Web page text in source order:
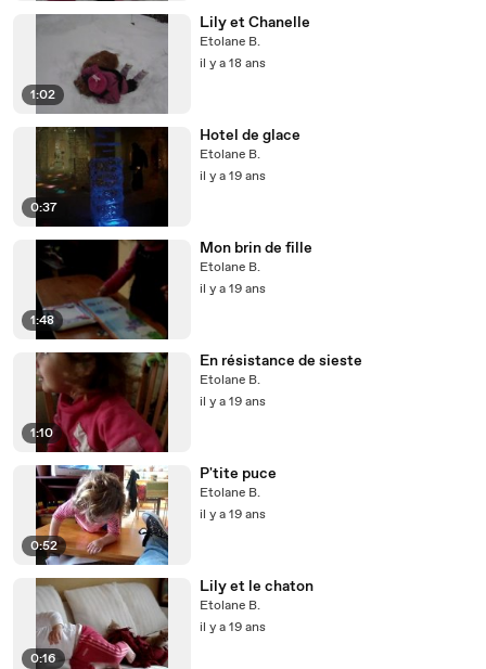
1:02
Lily et Chanelle
Etolane B.
il y a 18 ans
0:37
Hotel de glace
Etolane B.
il y a 19 ans
1:48
Mon brin de fille
Etolane B.
il y a 19 ans
1:10
En résistance de sieste
Etolane B.
il y a 19 ans
0:52
P'tite puce
Etolane B.
il y a 19 ans
0:16
Lily et le chaton
Etolane B.
il y a 19 ans